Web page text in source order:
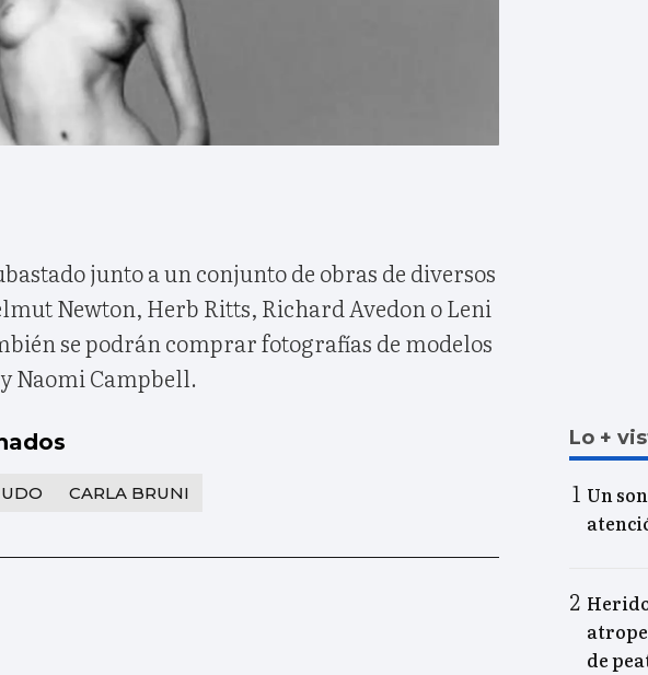
junto a un conjunto de obras de diversos
Newton, Herb Ritts, Richard Avedon o Leni
se podrán comprar fotografías de modelos
Naomi Campbell.
CARLA BRUNI
Lo +
Un
de